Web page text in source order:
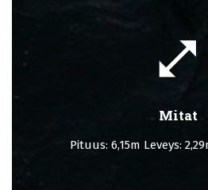
open_in_full
Mitat
Pituus: 6,15m Leveys: